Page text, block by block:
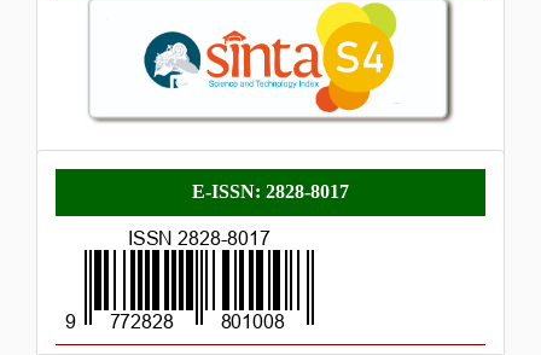
E-
ISSN
E-ISSN: 2828-8017